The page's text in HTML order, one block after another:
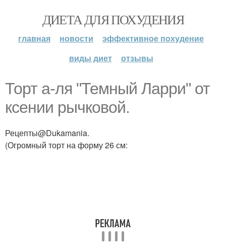
ДИЕТА ДЛЯ ПОХУДЕНИЯ
главная новости
эффективное похудение
виды диет
отзывы
Торт а-ля "Темный Ларри" от
ксении рычковой.
Рецепты@Dukamania.
(Огромный торт на форму 26 см: